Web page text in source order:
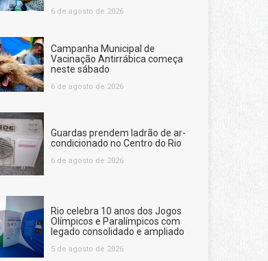
6 de agosto de 2026
Campanha Municipal de
Vacinação Antirrábica começa
neste sábado
6 de agosto de 2026
Guardas prendem ladrão de ar-
condicionado no Centro do Rio
6 de agosto de 2026
Rio celebra 10 anos dos Jogos
Olímpicos e Paralímpicos com
legado consolidado e ampliado
5 de agosto de 2026